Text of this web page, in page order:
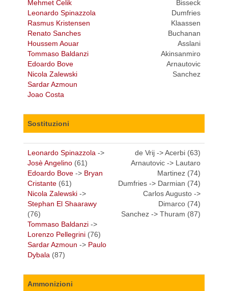
Mehmet Celik
Leonardo Spinazzola
Rasmus Kristensen
Renato Sanches
Houssem Aouar
Tommaso Baldanzi
Edoardo Bove
Nicola Zalewski
Sardar Azmoun
Joao Costa
Bisseck
Dumfries
Klaassen
Buchanan
Asslani
Akinsanmiro
Arnautovic
Sanchez
Sostituzioni
Leonardo Spinazzola ->
Josè Angelino (61)
Edoardo Bove -> Bryan
Cristante (61)
Nicola Zalewski ->
Stephan El Shaarawy
(76)
Tommaso Baldanzi ->
Lorenzo Pellegrini (76)
Sardar Azmoun -> Paulo
Dybala (87)
de Vrij -> Acerbi (63)
Arnautovic -> Lautaro
Martinez (74)
Dumfries -> Darmian (74)
Carlos Augusto ->
Dimarco (74)
Sanchez -> Thuram (87)
Ammonizioni